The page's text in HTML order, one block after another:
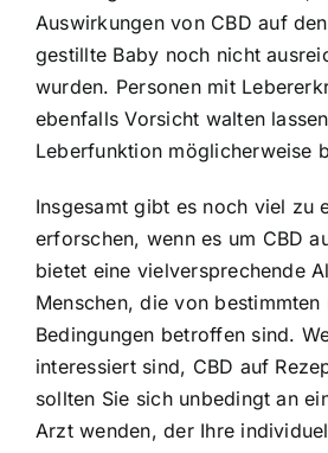
Auswirkungen von CBD auf
gestillte Baby noch nicht
wurden. Personen mit
ebenfalls Vorsicht walten
Leberfunktion möglicherweise
Insgesamt gibt es noch viel zu
erforschen, wenn es um CBD
bietet eine vielversprechende
Menschen, die von
Bedingungen betroffen sind.
interessiert sind, CBD auf
sollten Sie sich unbedingt an
Arzt wenden, der Ihre